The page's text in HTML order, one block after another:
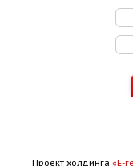
Проект холдинга«Е-